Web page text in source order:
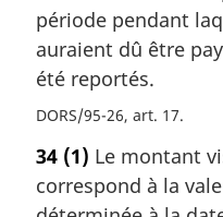
période pendant
auraient dû être
été reportés.
DORS/95-26, art. 17
34 (1) Le montant
correspond à la